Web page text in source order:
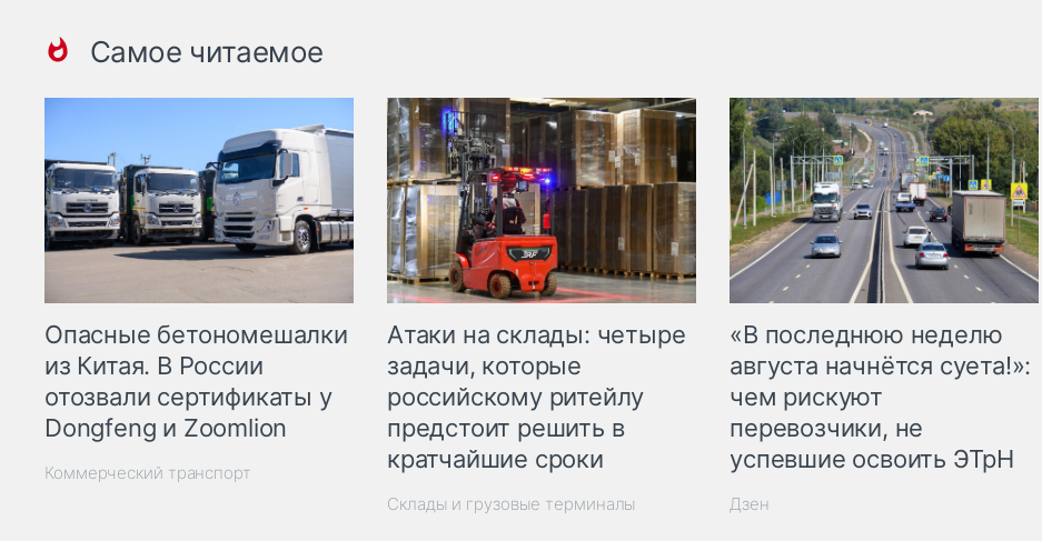
Самое читаемое
Опасные бетономешалки
из Китая. В России
отозвали сертификаты у
Dongfeng и Zoomlion
Коммерческий транспорт
Атаки на склады: четыре
задачи, которые
российскому ритейлу
предстоит решить в
кратчайшие сроки
Склады и грузовые терминалы
«В последнюю неделю
августа начнётся суета!»:
чем рискуют
перевозчики, не
успевшие освоить ЭТрН
Дзен